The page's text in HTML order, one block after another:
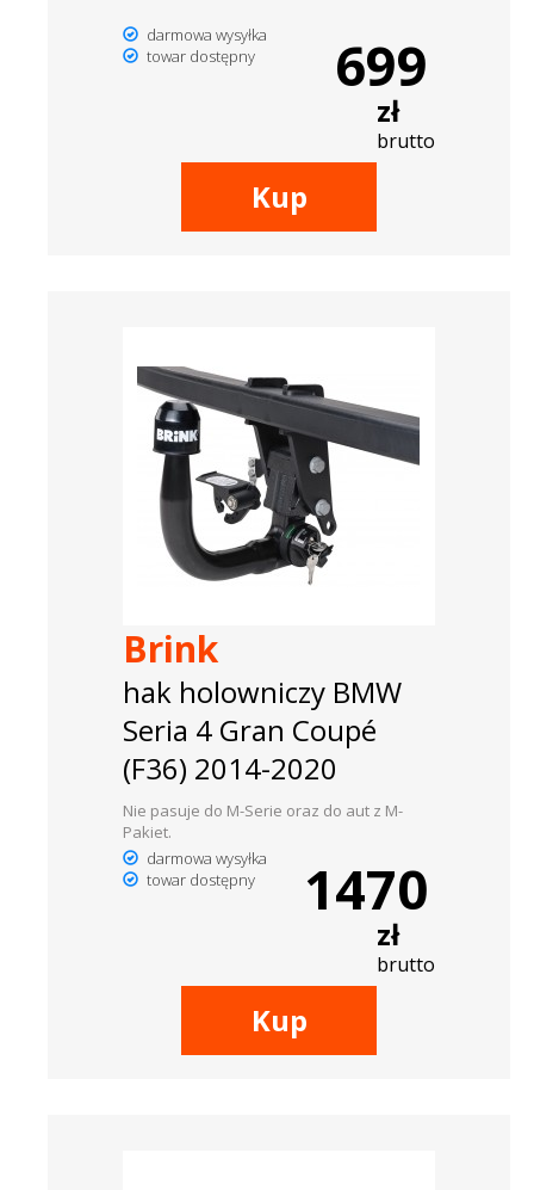
darmowa wysyłka
towar dostępny
699
zł
brutto
Kup
Brink
hak holowniczy BMW
Seria 4 Gran Coupé
(F36) 2014-2020
Nie pasuje do M-Serie oraz do aut z M-
Pakiet.
darmowa wysyłka
towar dostępny
1470
zł
brutto
Kup